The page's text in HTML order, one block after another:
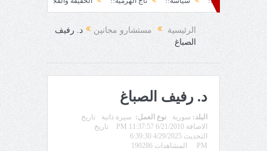
الفرح المفاجئ!
الرئيسية مستشارو مجانين
د. رفيف
الصباغ
د. رفيف الصباغ
البلد: سورية نوع العمل: سيرة ذاتية
تاريخ
الاضافة 6/21/2010 11:37:57 PM
تاريخ
التحديث 4/29/2025 6:39:30
PM
المشاهدات 190286